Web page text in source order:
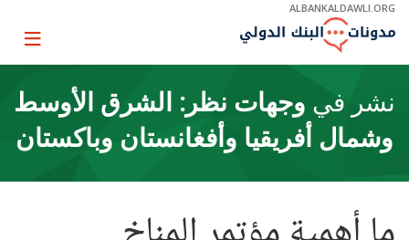
Skip
Main
ALBANKALDAWLI.ORG
Page
نشر في وجهات نظر: الشرق الأوسط
وشمال أفريقيا وأفغانستان وباكستان